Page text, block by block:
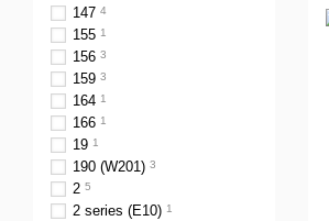
147 4
155 1
156 3
159 3
164 1
166 1
19 1
190 (W201) 3
2 5
2 series (E10) 1